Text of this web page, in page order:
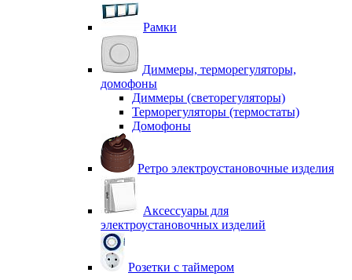
Рамки
Диммеры, терморегуляторы,
домофоны
Диммеры (светорегуляторы)
Терморегуляторы (термостаты)
Домофоны
Ретро электроустановочные изделия
Аксессуары для
электроустановочных изделий
Розетки с таймером